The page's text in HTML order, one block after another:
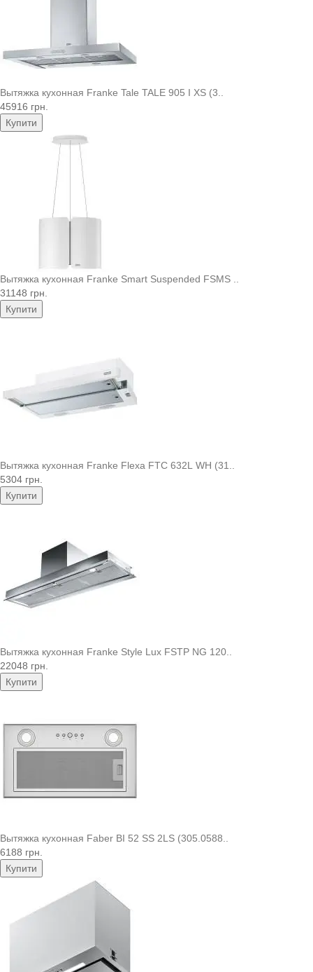
Вытяжка кухонная Franke Tale TALE 905 I XS (3..
45916 грн.
Купити
Вытяжка кухонная Franke Smart Suspended FSMS ..
31148 грн.
Купити
Вытяжка кухонная Franke Flexa FTC 632L WH (31..
5304 грн.
Купити
Вытяжка кухонная Franke Style Lux FSTP NG 120..
22048 грн.
Купити
Вытяжка кухонная Faber BI 52 SS 2LS (305.0588..
6188 грн.
Купити